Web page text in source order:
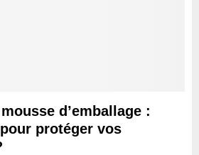
d’emballage :
protéger vos